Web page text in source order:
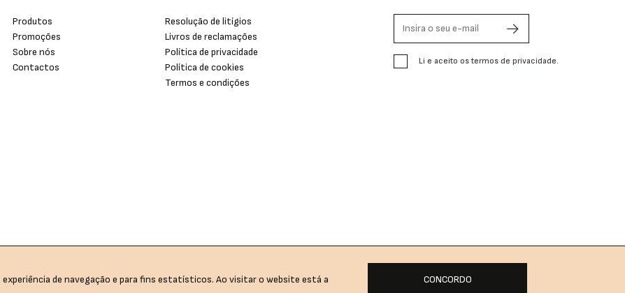
Produtos
Promoções
Sobre nós
Contactos
Resolução de litígios
Livros de reclamações
Política de privacidade
Política de cookies
Termos e condições
Li e aceito os termos de privacidade.
de navegação e para fins estatísticos. Ao visitar o website está a
CONCORDO